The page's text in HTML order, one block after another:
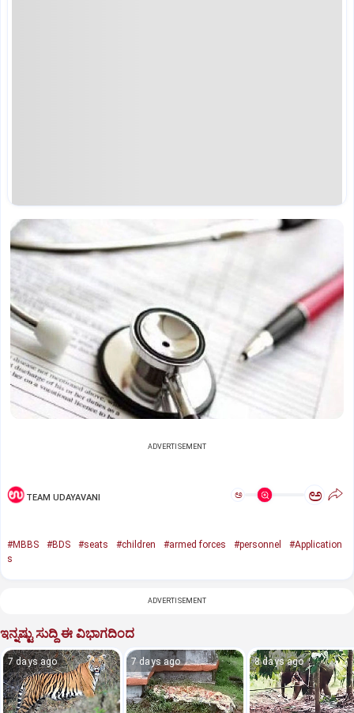
ADVERTISEMENT
TEAM UDAYAVANI ಅ ಅ
#MBBS #BDS #seats #children #armed forces #personnel
#Application
s
ADVERTISEMENT
ಇನ್ನಷ್ಟು ಸುದ್ದಿ ಈ ವಿಭಾಗದಿಂದ
7 days ago 7 days ago 8 days ago